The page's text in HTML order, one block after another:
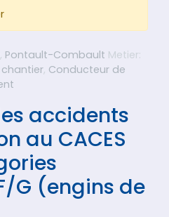
, Pontault-Combault Metier:
, Conducteur de
accidents
au CACES
G (engins de